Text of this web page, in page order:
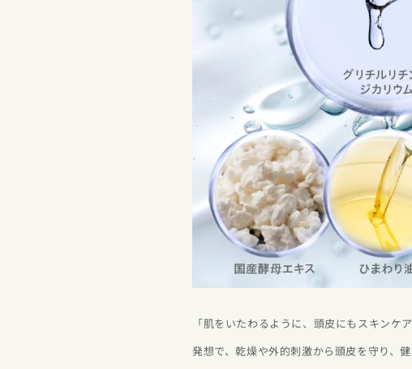
「肌をいたわるように、頭皮にもスキンケ
発想で、乾燥や外的刺激から頭皮を守り、健